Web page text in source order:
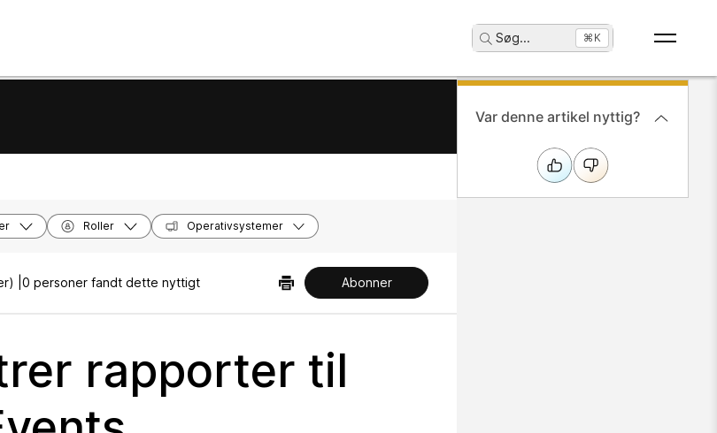
Søg... ⌘K
Roller Operativsystemer
| 0 personer fandt dette nyttigt Abonner
rapporter til
Var denne artikel nyttig?